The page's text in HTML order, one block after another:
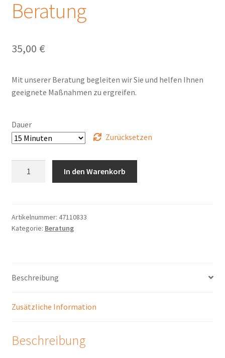
Warenkorb
Widerrufsbelehrung und Widerrufsformular
Beratung
35,00 €
Mit unserer Beratung begleiten wir Sie und helfen Ihnen
geeignete Maßnahmen zu ergreifen.
Dauer
Zurücksetzen
In den Warenkorb
Artikelnummer: 47110833
Kategorie: Beratung
Beschreibung
Zusätzliche Information
Beschreibung